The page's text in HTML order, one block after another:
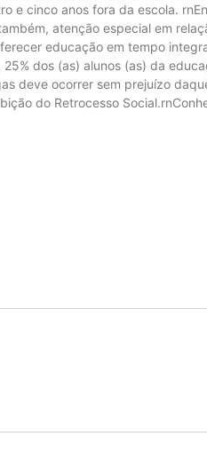
e cinco anos fora da escola.
atenção especial em
educação em tempo
dos (as) alunos (as) da
deve ocorrer sem prejuízo
do Retrocesso